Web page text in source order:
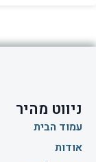
ניווט מהיר
עמוד הבית
אודות